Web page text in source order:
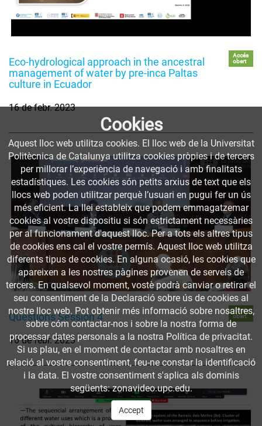
Eco-hydrological approach in the ancestral
management of water by pre-inca Paltas
culture in Ecuador
Accés
obert
16 de febr. 2023
Questions Session 4
Accés
obert
16 de febr. 2023
Cookies
Aquest lloc web utilitza cookies. El lloc web de la Universitat
Politècnica de Catalunya utilitza cookies pròpies i de tercers
per millorar l’experiència de navegació i amb finalitats
estadístiques. Les cookies són petits arxius de text que els
llocs web poden utilitzar perquè l’usuari en pugui fer un ús
més eficient. La llei estableix que podem emmagatzemar
cookies al vostre dispositiu si són estrictament necessàries
per al funcionament d'aquest lloc. Per a tots els altres tipus
de cookies ens cal el vostre permís. Aquest lloc web utilitza
diferents tipus de cookies. En alguna ocasió, les cookies que
apareixen a les nostres pàgines provenen de serveis de
tercers. En qualsevol moment, vostè podrà canviar o retirar el
seu consentiment de la Declaració sobre ús de cookies al
nostre lloc web. Pot obtenir més informació sobre nosaltres,
sobre cóm contactar-nos i sobre la nostra forma de
processar dates personals a la nostra Política de privacitat.
Si us plau, en el moment de contactar amb nosaltres en
relació al vostre consentiment, feu-ne constar la identificació
i la data. El vostre consentiment s'aplica als dominis
següents: zonavideo.upc.edu.
Accept